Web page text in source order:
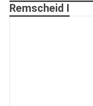
Remscheid I